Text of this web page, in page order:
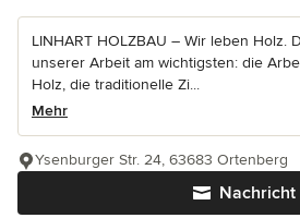
LINHART HOLZBAU – Wir leben Holz.
unserer Arbeit am wichtigsten: die
Holz, die traditionelle Zi...
Mehr
Nachricht
Ysenburger Str. 24, 63683 Ortenberg